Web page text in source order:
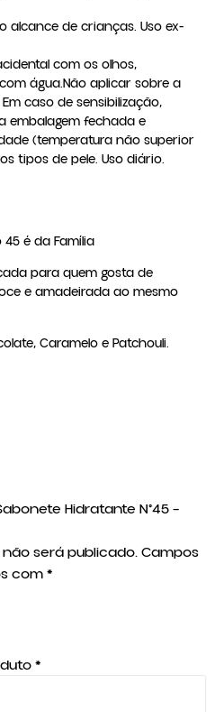
alcance de crianças. Uso ex-
com os olhos,
água.Não aplicar sobre a
caso de sensibilização,
embalagem fechada e
(temperatura não superior
tipos de pele. Uso diário.
é da Família
para quem gosta de
e amadeirada ao mesmo
Caramelo e Patchouli.
Hidratante N°45 –
será publicado.Campos
com*
*